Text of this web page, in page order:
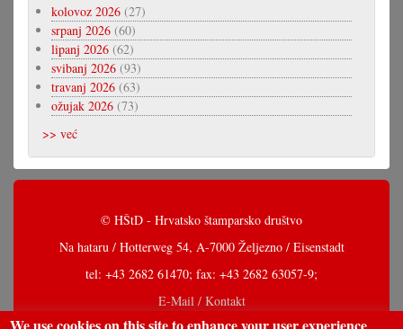
kolovoz 2026 (27)
srpanj 2026 (60)
lipanj 2026 (62)
svibanj 2026 (93)
travanj 2026 (63)
ožujak 2026 (73)
>> već
© HŠtD - Hrvatsko štamparsko društvo
Na hataru / Hotterweg 54, A-7000 Željezno / Eisenstadt
tel: +43 2682 61470; fax: +43 2682 63057-9;
E-Mail / Kontakt